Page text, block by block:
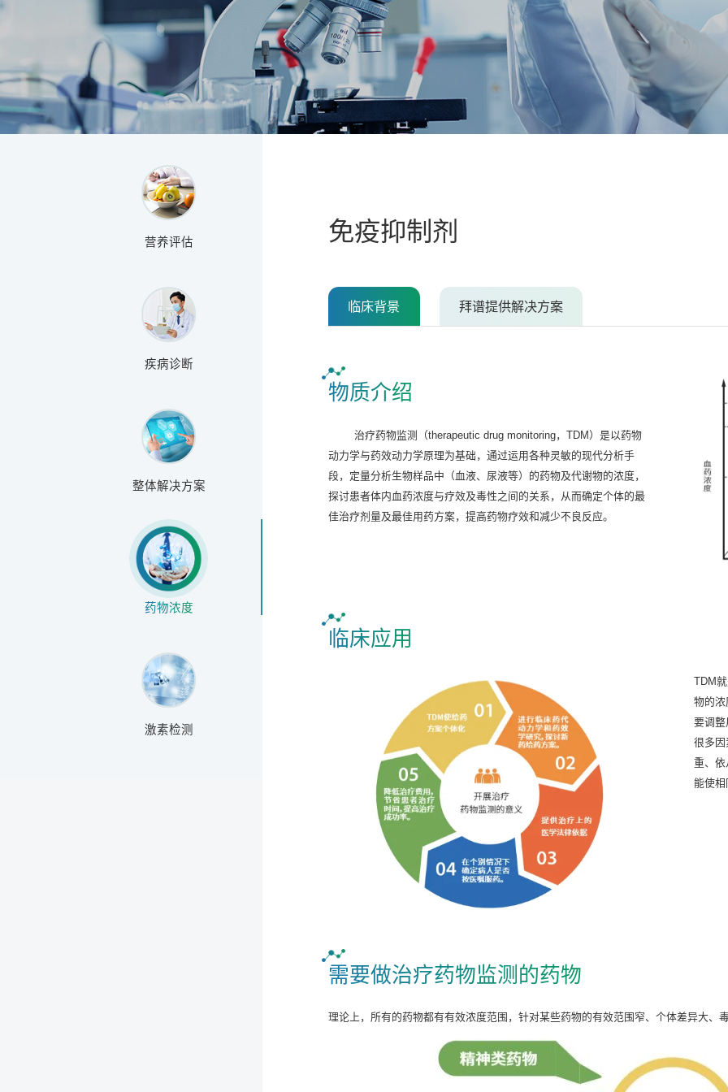
营养评估
疾病诊断
整体解决方案
药物浓度
激素检测
免疫抑制剂
临床背景 拜谱提供解决方案
物质介绍
治疗药物监测（therapeutic drug monitoring，TDM ）是以药物
动力学与药效动力学原理为基础，通过运用各种灵敏的现代分析手
段，定量分析生物样品中（血液、尿液等）的药物及代谢物的浓度，
探讨患者体内血药浓度与疗效及毒性之间的关系，从而确定个体的最
佳治疗剂量及最佳用药方案，提高药物疗效和减少不良反应。
临床应用
TDM
物的浓
要调整
很多因
重、依
能使相
需要做治疗药物监测的药物
理论上，所有的药物都有有效浓度范围，针对某些药物的有效范围窄、个体差异大、